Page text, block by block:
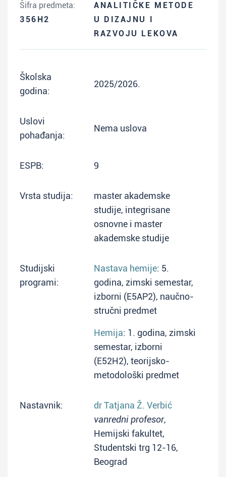
Šifra predmeta:
356H2
ANALITIČKE METODE
U DIZAJNU I
RAZVOJU LEKOVA
Školska
godina:
2025/2026.
Uslovi
pohađanja:
Nema uslova
ESPB: 9
Vrsta studija:
master akademske
studije, integrisane
osnovne i master
akademske studije
Studijski
programi:
Nastava hemije: 5.
godina, zimski semestar,
izborni (E5AP2), naučno-
stručni predmet
Hemija: 1. godina, zimski
semestar, izborni
(E52H2), teorijsko-
metodološki predmet
Nastavnik:
dr Tatjana Ž. Verbić
vanredni profesor,
Hemijski fakultet,
Studentski trg 12-16,
Beograd